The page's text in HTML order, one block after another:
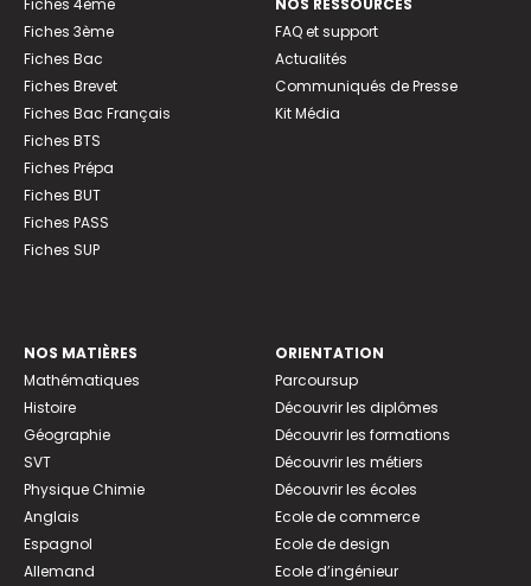
Fiches 3ème
Fiches Bac
Fiches Brevet
Fiches Bac Français
Fiches BTS
Fiches Prépa
Fiches BUT
Fiches PASS
Fiches SUP
FAQ et support
Actualités
Communiqués de Presse
Kit Média
NOS MATIÈRES
Mathématiques
Histoire
Géographie
SVT
Physique Chimie
Anglais
Espagnol
Allemand
ORIENTATION
Parcoursup
Découvrir les diplômes
Découvrir les formations
Découvrir les métiers
Découvrir les écoles
Ecole de commerce
Ecole de design
Ecole d’ingénieur